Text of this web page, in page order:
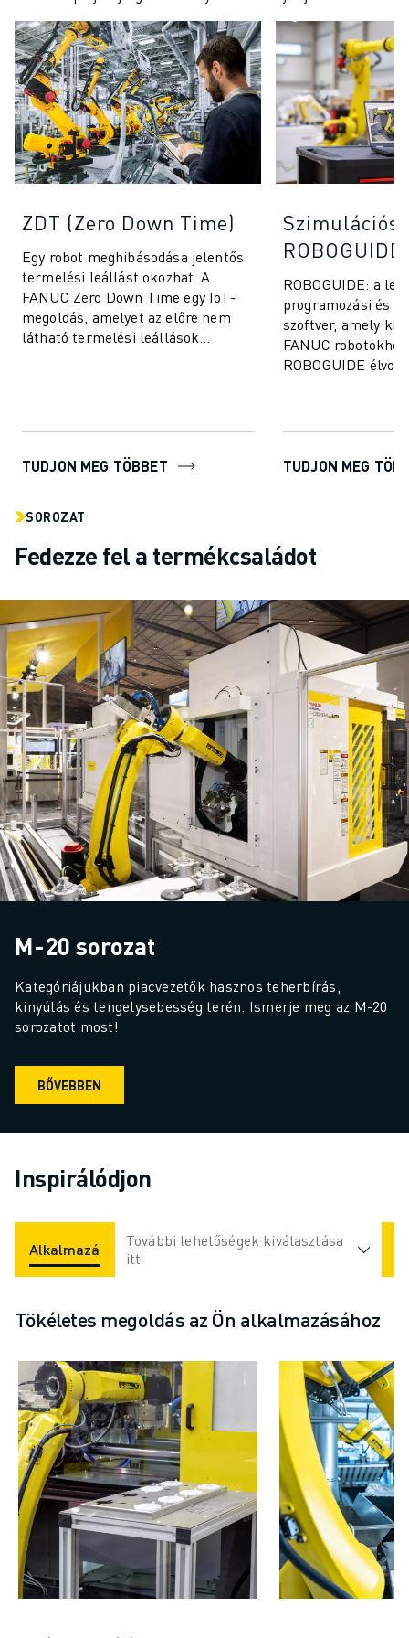
ZDT (Zero Down Time)
Egy robot meghibásodása jelentős
termelési leállást okozhat. A
FANUC Zero Down Time egy IoT-
megoldás, amelyet az előre nem
látható termelési leállások
TUDJON MEG TÖBBET
Szimulációs
ROBOGUIDE
ROBOGUIDE: a
programozási és
szoftver, amely
FANUC
ROBOGUIDE
TUDJON MEG
SOROZAT
Fedezze fel a termékcsaládot
M-20 sorozat
Kategóriájukban piacvezetők hasznos teherbírás,
kinyúlás és tengelysebesség terén. Ismerje meg az M-20
sorozatot most!
BŐVEBBEN
Inspirálódjon
Alkalmazások Iparágak
További lehetőségek kiválasztása
itt
Tökéletes megoldás az Ön alkalmazásához